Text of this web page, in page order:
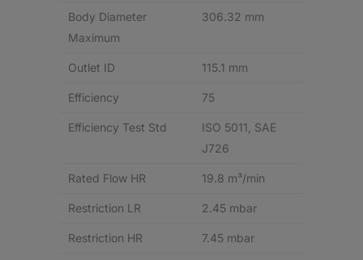
Body Diameter
Maximum
306.32 mm
Outlet ID 115.1 mm
Efficiency 75
Efficiency Test Std
ISO 5011, SAE
J726
Rated Flow HR 19.8 m³/min
Restriction LR 2.45 mbar
Restriction HR 7.45 mbar